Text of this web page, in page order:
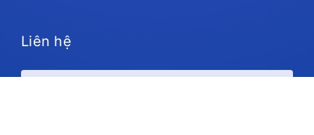
Liên hệ